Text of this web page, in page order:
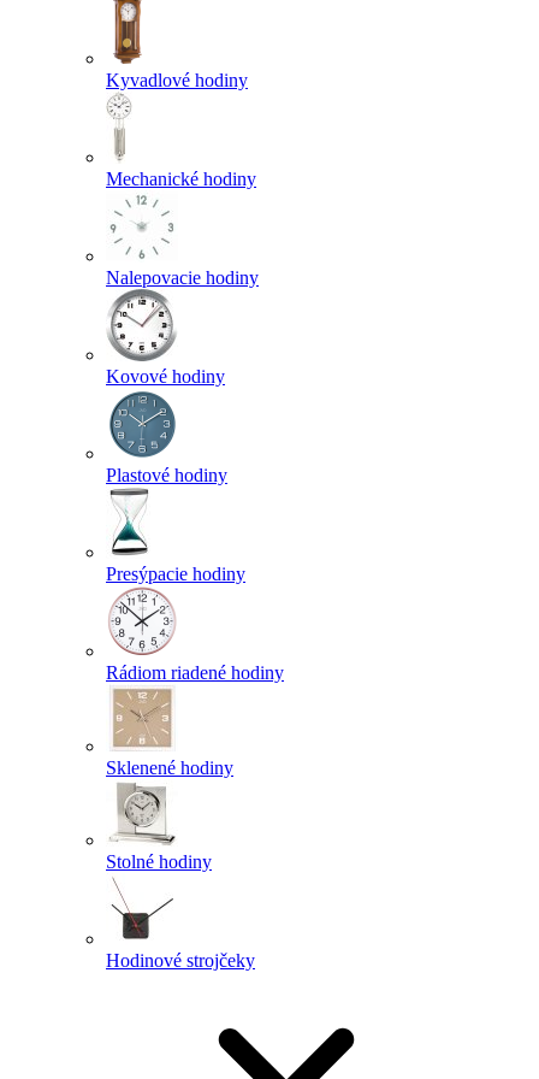
Kyvadlové hodiny
Mechanické hodiny
Nalepovacie hodiny
Kovové hodiny
Plastové hodiny
Presýpacie hodiny
Rádiom riadené hodiny
Sklenené hodiny
Stolné hodiny
Hodinové strojčeky